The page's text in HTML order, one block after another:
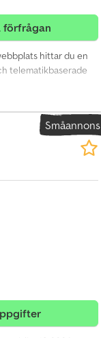
förfrågan
hittar du en
telematikbaserade
Småannons